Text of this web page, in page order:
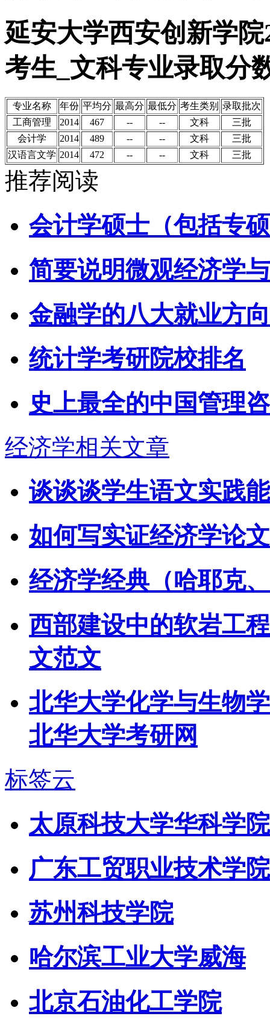
延安大学西安创新学
考生_文科专业录取分
专业名称 年份 平均分 最高分 最低分 考生类别 录取批次
工商管理
2014 467 -- -- 文科
三批
会计学
2014 489 -- -- 文科
三批
汉语言文学 2014 472 -- -- 文科 三批
推荐阅读
会计学硕士（包括专
简要说明微观经济学
金融学的八大就业方
统计学考研院校排名
史上最全的中国管理
经济学相关文章
谈谈谈学生语文实践
如何写实证经济学论文
经济学经典（哈耶克
西部建设中的软岩工
文范文
北华大学化学与生物
北华大学考研网
标签云
太原科技大学华科学院
广东工贸职业技术学院
苏州科技学院
哈尔滨工业大学威海
北京石油化工学院